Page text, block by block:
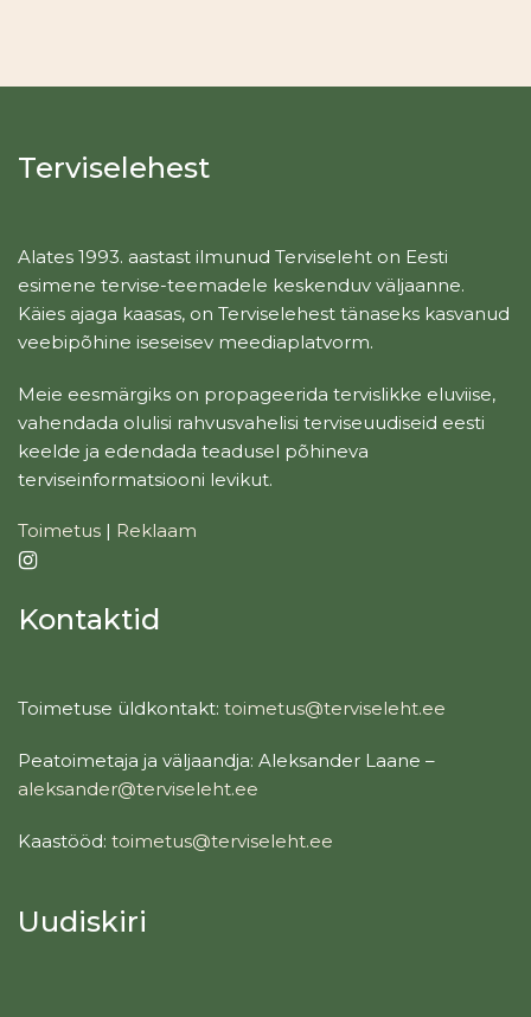
Terviselehest
Alates 1993. aastast ilmunud Terviseleht on Eesti
esimene tervise-teemadele keskenduv väljaanne.
Käies ajaga kaasas, on Terviselehest tänaseks kasvanud
veebipõhine iseseisev meediaplatvorm.
Meie eesmärgiks on propageerida tervislikke eluviise,
vahendada olulisi rahvusvahelisi terviseuudiseid eesti
keelde ja edendada teadusel põhineva
terviseinformatsiooni levikut.
Toimetus | Reklaam
Kontaktid
Toimetuse üldkontakt: toimetus@terviseleht.ee
Peatoimetaja ja väljaandja: Aleksander Laane –
aleksander@terviseleht.ee
Kaastööd: toimetus@terviseleht.ee
Uudiskiri